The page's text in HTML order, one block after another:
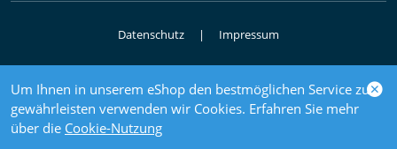
Um Ihnen in unserem eShop den bestmöglichen Service zu
gewährleisten verwenden wir Cookies. Erfahren Sie mehr
über die Cookie-Nutzung
Datenschutz Impressum
© 2026 Elektrogrosshandel
powered by polynorm